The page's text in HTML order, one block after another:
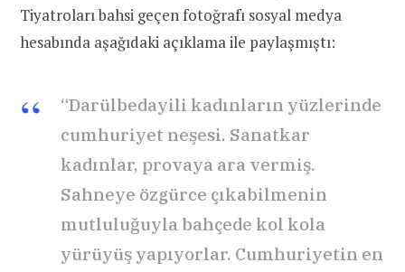
Tiyatroları bahsi geçen fotoğrafı sosyal medya
hesabında aşağıdaki açıklama ile paylaşmıştı:
“Darülbedayili kadınların yüzlerinde
cumhuriyet neşesi. Sanatkar
kadınlar, provaya ara vermiş.
Sahneye özgürce çıkabilmenin
mutluluğuyla bahçede kol kola
yürüyüş yapıyorlar. Cumhuriyetin en